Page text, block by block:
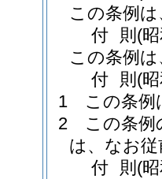
この条例
付 則 (
この条例
付 則 (
1
この条例
2
この条
は、なお
付 則 (